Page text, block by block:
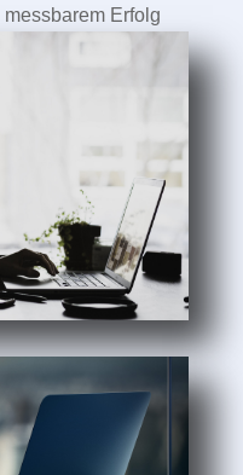
Erfolg